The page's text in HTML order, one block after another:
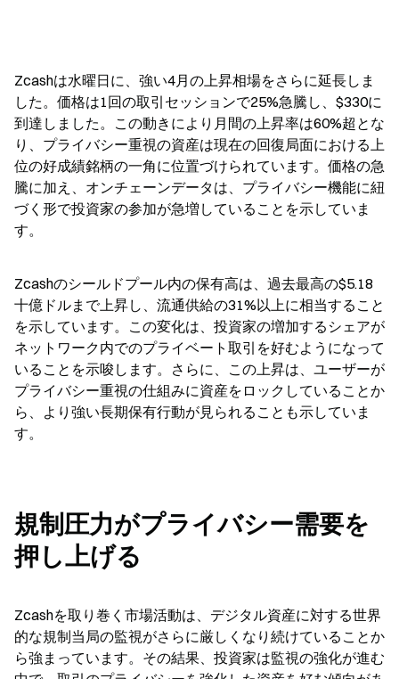
Zcashは水曜日に、強い4月の上昇相場をさらに延長しま
した。価格は1回の取引セッションで25%急騰し、$330に
到達しました。この動きにより月間の上昇率は60%超とな
り、プライバシー重視の資産は現在の回復局面における上
位の好成績銘柄の一角に位置づけられています。価格の急
騰に加え、オンチェーンデータは、プライバシー機能に紐
づく形で投資家の参加が急増していることを示していま
す。
Zcashのシールドプール内の保有高は、過去最高の$5.18
十億ドルまで上昇し、流通供給の31%以上に相当すること
を示しています。この変化は、投資家の増加するシェアが
ネットワーク内でのプライベート取引を好むようになって
いることを示唆します。さらに、この上昇は、ユーザーが
プライバシー重視の仕組みに資産をロックしていることか
ら、より強い長期保有行動が見られることも示していま
す。
規制圧力がプライバシー需要を
押し上げる
Zcashを取り巻く市場活動は、デジタル資産に対する世界
的な規制当局の監視がさらに厳しくなり続けていることか
ら強まっています。その結果、投資家は監視の強化が進む